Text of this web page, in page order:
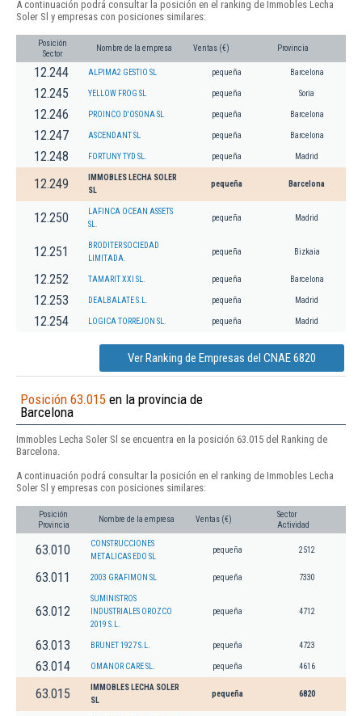
A continuación podrá consultar la posición en el ranking de Immobles Lecha
Soler Sl y empresas con posiciones similares:
Posición
Sector
Nombre de la empresa Ventas (€) Provincia
12.244 ALPIMA2 GESTIO SL pequeña Barcelona
12.245 YELLOW FROG SL pequeña Soria
12.246 PROINCO D'OSONA SL pequeña Barcelona
12.247 ASCENDANT SL pequeña Barcelona
12.248 FORTUNY TYD SL. pequeña Madrid
12.249
IMMOBLES LECHA SOLER
SL
pequeña Barcelona
12.250
LAFINCA OCEAN ASSETS
SL.
pequeña Madrid
12.251
BRODITER SOCIEDAD
LIMITADA.
pequeña Bizkaia
12.252 TAMARIT XXI SL. pequeña Barcelona
12.253 DEALBALATE S.L. pequeña Madrid
12.254 LOGICA TORREJON SL. pequeña Madrid
Ver Ranking de Empresas del CNAE 6820
Posición 63.015 en la provincia de
Barcelona
Immobles Lecha Soler Sl se encuentra en la posición 63.015 del Ranking de
Barcelona.
A continuación podrá consultar la posición en el ranking de Immobles Lecha
Soler Sl y empresas con posiciones similares:
Posición
Provincia
Nombre de la empresa Ventas (€)
Sector
Actividad
63.010
CONSTRUCCIONES
METALICAS EDO SL
pequeña 2512
63.011 2003 GRAFIMON SL pequeña 7330
63.012
SUMINISTROS
INDUSTRIALES OROZCO
2019 S.L.
pequeña 4712
63.013 BRUNET 1927 S.L. pequeña 4723
63.014 OMANOR CARE SL. pequeña 4616
63.015
IMMOBLES LECHA SOLER
SL
pequeña 6820